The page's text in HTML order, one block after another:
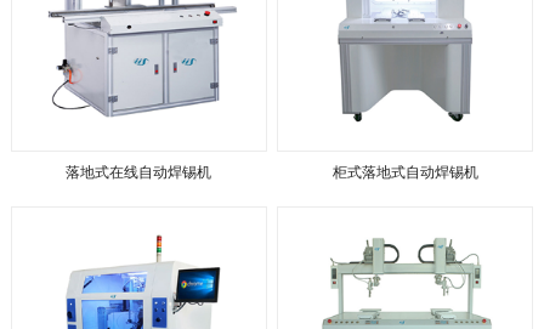
落地式在线自动焊锡机 柜式落地式自动焊锡机